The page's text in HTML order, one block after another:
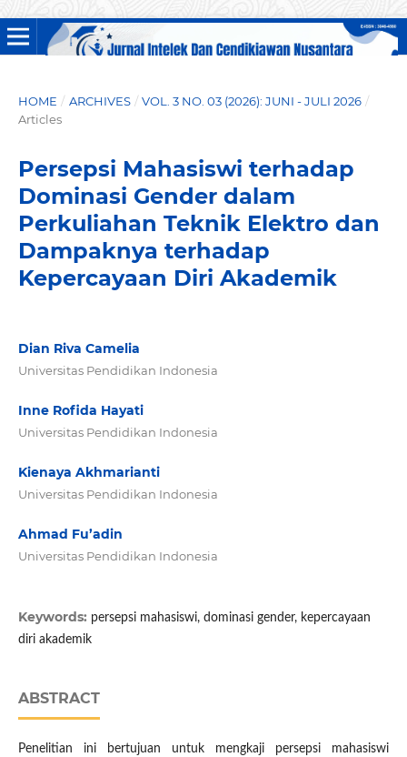
HOME / ARCHIVES / VOL. 3 NO. 03 (2026): JUNI - JULI 2026 /
Articles
Persepsi Mahasiswi terhadap
Dominasi Gender dalam
Perkuliahan Teknik Elektro dan
Dampaknya terhadap
Kepercayaan Diri Akademik
Dian Riva Camelia
Universitas Pendidikan Indonesia
Inne Rofida Hayati
Universitas Pendidikan Indonesia
Kienaya Akhmarianti
Universitas Pendidikan Indonesia
Ahmad Fu’adin
Universitas Pendidikan Indonesia
Keywords: persepsi mahasiswi, dominasi gender, kepercayaan
diri akademik
ABSTRACT
Penelitian ini bertujuan untuk mengkaji persepsi mahasiswi